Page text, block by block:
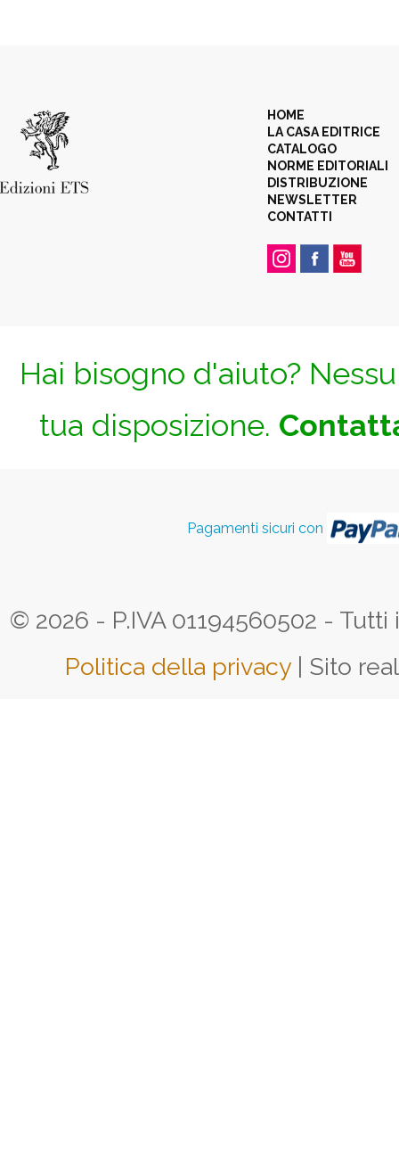
HOME
LA CASA EDITRICE
CATALOGO
NORME EDITORIALI
DISTRIBUZIONE
NEWSLETTER
CONTATTI
Hai bisogno d'aiuto?
tua disposizione.
Pagamenti sicuri con
© 2026 - P.IVA 01194560502 -
Politica della privacy | Sito